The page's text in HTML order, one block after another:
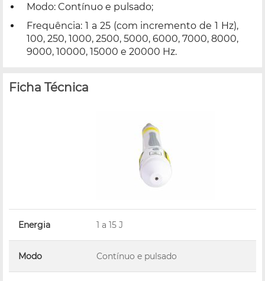
Modo: Contínuo e pulsado;
Frequência: 1 a 25 (com incremento de 1 Hz),
100, 250, 1000, 2500, 5000, 6000, 7000, 8000,
9000, 10000, 15000 e 20000 Hz.
Ficha Técnica
Energia 1 a 15 J
Modo Contínuo e pulsado